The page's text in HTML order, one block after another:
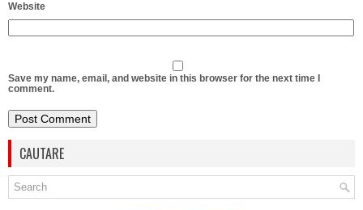
Website
Save my name, email, and website in this browser for the next time I
comment.
CAUTARE